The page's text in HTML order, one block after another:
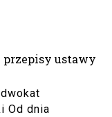
przepisy ustawy
Od dnia